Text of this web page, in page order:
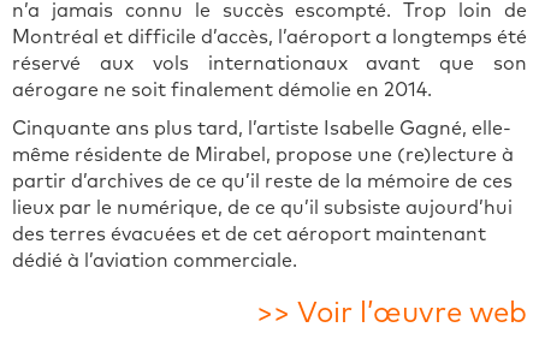
n’a jamais connu le succès escompté. Trop loin de
Montréal et difficile d’accès, l’aéroport a longtemps été
réservé aux vols internationaux avant que son
aérogare ne soit finalement démolie en 2014.
Cinquante ans plus tard, l’artiste Isabelle Gagné, elle-
même résidente de Mirabel, propose une (re)lecture à
partir d’archives de ce qu’il reste de la mémoire de ces
lieux par le numérique, de ce qu’il subsiste aujourd’hui
des terres évacuées et de cet aéroport maintenant
dédié à l’aviation commerciale.
>> Voir l’œuvre web